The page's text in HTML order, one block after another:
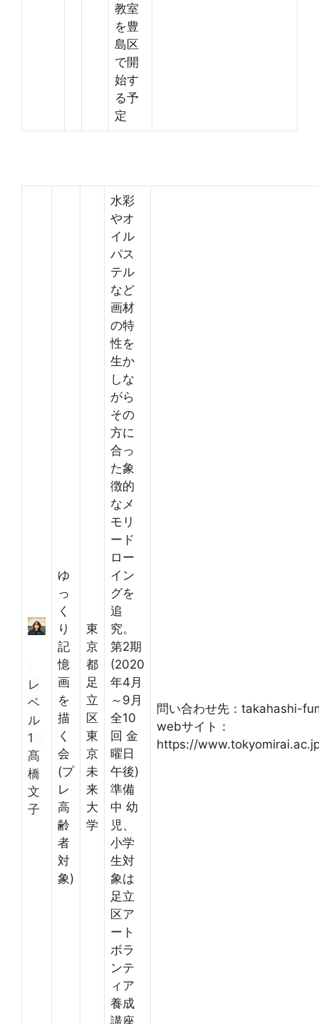
教室
を豊
島区
で開
始す
る予
定
レ
ベ
ル
1
髙
橋
文
子
ゆ
っ
く
り
記
憶
画
を
描
く
会
(プ
レ
高
齢
者
対
象)
東
京
都
足
立
区
東
京
未
来
大
学
水彩
やオ
イル
パス
テル
など
画材
の特
性を
生か
しな
がら
その
方に
合っ
た象
徴的
なメ
モリ
ード
ロー
イン
グを
追
究。
第2期
(2020
年4月
～9月
全10
回 金
曜日
午後)
準備
中 幼
児、
小学
生対
象は
足立
区ア
ート
ボラ
ンテ
ィア
養成
講座
問い合わせ先：takahashi-
webサイト：
https://